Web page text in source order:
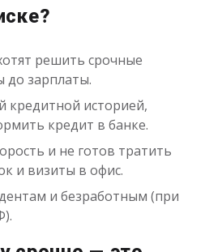
решить срочные
до зарплаты.
кредитной историей,
кредит в банке.
и не готов тратить
и визиты в офис.
и безработным (при